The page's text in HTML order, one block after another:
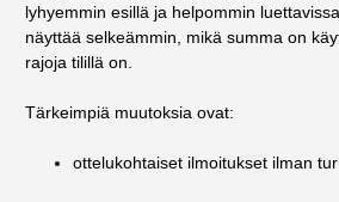
lyhyemmin esillä ja helpommin
näyttää selkeämmin, mikä summa on
rajoja tilillä on.
Tärkeimpiä muutoksia ovat:
ottelukohtaiset ilmoitukset ilman